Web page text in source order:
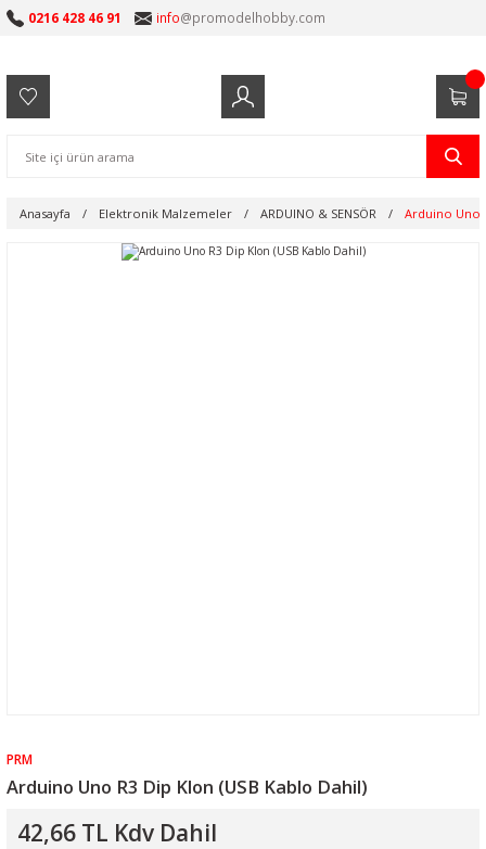
0216 428 46 91 info@promodelhobby.com
Anasayfa Elektronik Malzemeler ARDUINO & SENSÖR Arduino Uno
PRM
Arduino Uno R3 Dip Klon (USB Kablo Dahil)
42,66 TL Kdv Dahil